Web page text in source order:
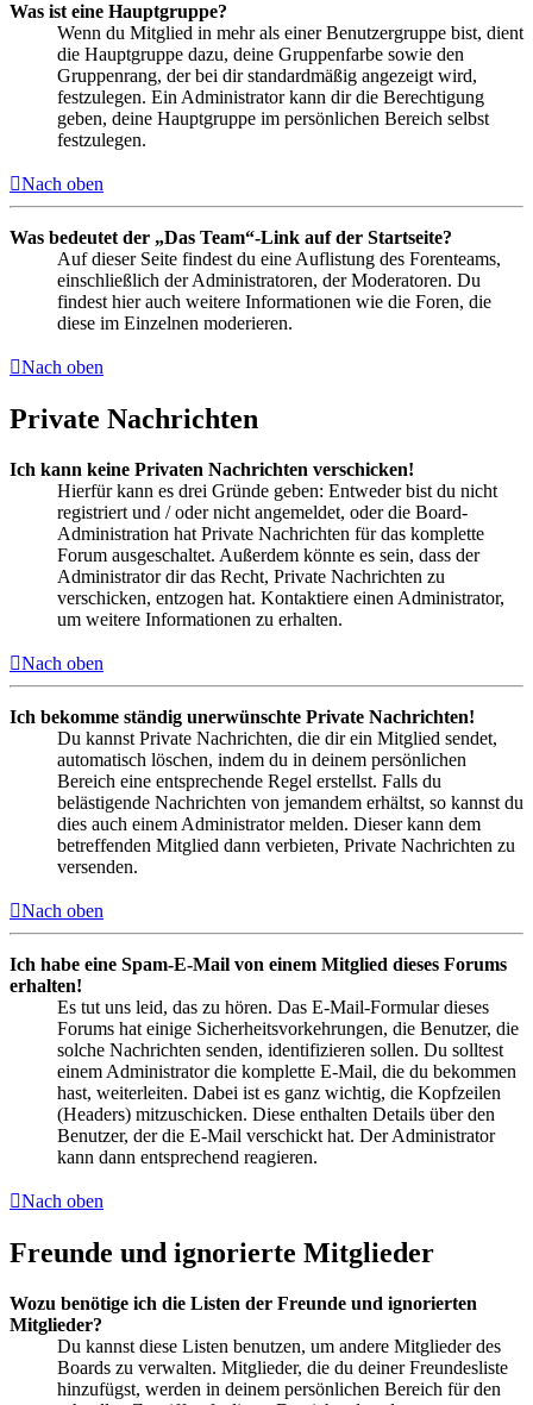
Was ist eine Hauptgruppe?
Wenn du Mitglied in mehr als einer Benutzergruppe bist, dient
die Hauptgruppe dazu, deine Gruppenfarbe sowie den
Gruppenrang, der bei dir standardmäßig angezeigt wird,
festzulegen. Ein Administrator kann dir die Berechtigung
geben, deine Hauptgruppe im persönlichen Bereich selbst
festzulegen.
Nach oben
Was bedeutet der „Das Team“-Link auf der Startseite?
Auf dieser Seite findest du eine Auflistung des Forenteams,
einschließlich der Administratoren, der Moderatoren. Du
findest hier auch weitere Informationen wie die Foren, die
diese im Einzelnen moderieren.
Nach oben
Private Nachrichten
Ich kann keine Privaten Nachrichten verschicken!
Hierfür kann es drei Gründe geben: Entweder bist du nicht
registriert und / oder nicht angemeldet, oder die Board-
Administration hat Private Nachrichten für das komplette
Forum ausgeschaltet. Außerdem könnte es sein, dass der
Administrator dir das Recht, Private Nachrichten zu
verschicken, entzogen hat. Kontaktiere einen Administrator,
um weitere Informationen zu erhalten.
Nach oben
Ich bekomme ständig unerwünschte Private Nachrichten!
Du kannst Private Nachrichten, die dir ein Mitglied sendet,
automatisch löschen, indem du in deinem persönlichen
Bereich eine entsprechende Regel erstellst. Falls du
belästigende Nachrichten von jemandem erhältst, so kannst du
dies auch einem Administrator melden. Dieser kann dem
betreffenden Mitglied dann verbieten, Private Nachrichten zu
versenden.
Nach oben
Ich habe eine Spam-E-Mail von einem Mitglied dieses Forums
erhalten!
Es tut uns leid, das zu hören. Das E-Mail-Formular dieses
Forums hat einige Sicherheitsvorkehrungen, die Benutzer, die
solche Nachrichten senden, identifizieren sollen. Du solltest
einem Administrator die komplette E-Mail, die du bekommen
hast, weiterleiten. Dabei ist es ganz wichtig, die Kopfzeilen
(Headers) mitzuschicken. Diese enthalten Details über den
Benutzer, der die E-Mail verschickt hat. Der Administrator
kann dann entsprechend reagieren.
Nach oben
Freunde und ignorierte Mitglieder
Wozu benötige ich die Listen der Freunde und ignorierten
Mitglieder?
Du kannst diese Listen benutzen, um andere Mitglieder des
Boards zu verwalten. Mitglieder, die du deiner Freundesliste
hinzufügst, werden in deinem persönlichen Bereich für den